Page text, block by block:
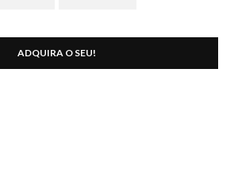
ADQUIRA O SEU!